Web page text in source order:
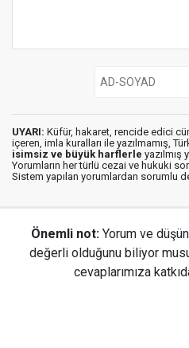
UYARI: Küfür, hakaret, rencide edici
içeren, imla kuralları ile yazılmamış,
isimsiz ve büyük harflerle yazılmış
Yorumların her türlü cezai ve hukuki
Sistem yapılan yorumlardan sorumlu
Önemli not: Yorum ve
değerli olduğunu biliyor
cevaplarımıza